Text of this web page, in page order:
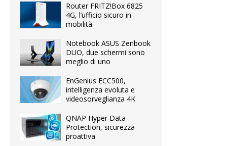
Router FRITZ!Box 6825
4G, l’ufficio sicuro in
mobilità
Notebook ASUS Zenbook
DUO, due schermi sono
meglio di uno
EnGenius ECC500,
intelligenza evoluta e
videosorveglianza 4K
QNAP Hyper Data
Protection, sicurezza
proattiva